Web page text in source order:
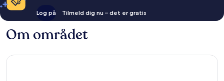
Log på Tilmeld dig nu – det er gratis
Om området